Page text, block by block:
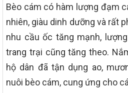
Bèo cám có hàm lượng đạm
nhiên, giàu dinh dưỡng và rất
nhu cầu ốc tăng mạnh,
trang trại cũng tăng theo.
hộ dân đã tận dụng ao,
nuôi bèo cám, cung ứng cho